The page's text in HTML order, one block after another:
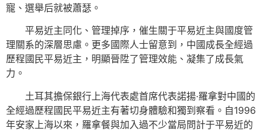
寵、選舉后就被蕭瑟。
平易近主同化、管理掉序，催生關于平易近主與國度管
理關系的深層思慮。更多國際人士留意到，中國成長全經過
歷程國民平易近主，明顯晉陞了管理效能、凝集了成長氣
力。
土耳其擔保銀行上海代表處首席代表諾揚·羅拿對中國的
全經過歷程國民平易近主有著切身體驗和獨到察看。自1996
年安家上海以來，羅拿餐與加入過不少當局問計于平易近的